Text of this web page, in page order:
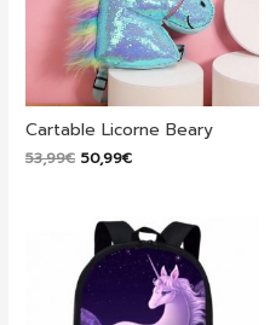
Cartable Licorne Beary
53,99€ Le
était :
53,99€.
50,99€Le
50,99€.